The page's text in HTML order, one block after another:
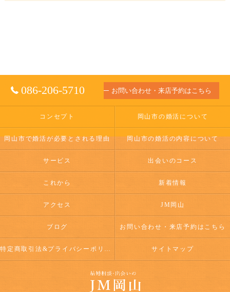
086-206-5710 お問い合わせ・来店予約はこちら
コンセプト 岡山市の婚活について
岡山市で婚活が必要とされる理由 岡山市の婚活の内容について
サービス 出会いのコース
これから 新着情報
アクセス JM岡山
ブログ お問い合わせ・来店予約はこちら
特定商取引法&プライバシーポリシー サイトマップ